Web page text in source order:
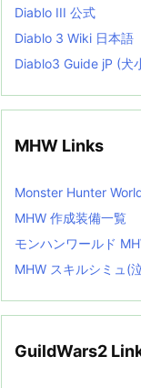
Diablo III 公式
Diablo 3 Wiki 日本語
Diablo3 Guide jP (犬
MHW Links
Monster Hunter
MHW 作成装備一覧
モンハンワールド
MHW スキルシミュ(
GuildWars2